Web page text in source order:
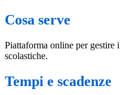
Cosa serve
Piattaforma online per gestire
scolastiche.
Tempi e scadenze